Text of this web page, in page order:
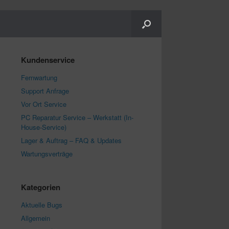
Kundenservice
Fernwartung
Support Anfrage
Vor Ort Service
PC Reparatur Service – Werkstatt (In-
House-Service)
Lager & Auftrag – FAQ & Updates
Wartungsverträge
Kategorien
Aktuelle Bugs
Allgemein